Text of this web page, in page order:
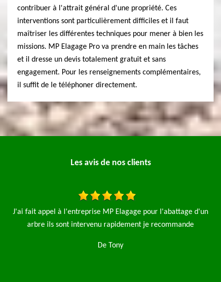
contribuer à l'attrait général d'une propriété. Ces
interventions sont particulièrement difficiles et il faut
maîtriser les différentes techniques pour mener à bien les
missions. MP Elagage Pro va prendre en main les tâches
et il dresse un devis totalement gratuit et sans
engagement. Pour les renseignements complémentaires,
il suffit de le téléphoner directement.
Les avis de nos clients
J’ai fait appel à l’entreprise MP élagage pour la tonte d’une
pelouse et l’abattage d’une avec l’enlèvement des déchets